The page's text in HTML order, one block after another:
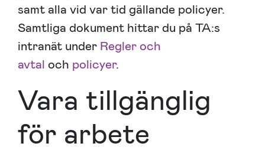
samt alla vid var tid gällande policyer.
Samtliga dokument hittar du på TA:s
intranät under Regler och
avtal och policyer.
Vara tillgänglig
för arbete